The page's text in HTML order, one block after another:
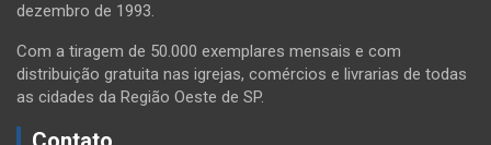
dezembro de 1993.
Com a tiragem de 50.000 exemplares mensais e com
distribuição gratuita nas igrejas, comércios e livrarias de todas
as cidades da Região Oeste de SP.